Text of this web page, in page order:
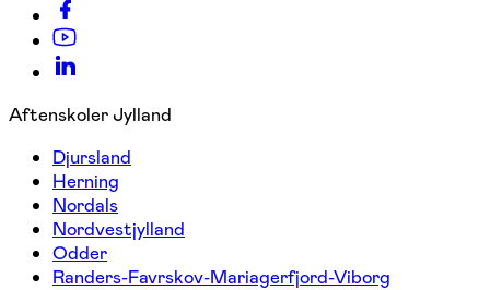
Aftenskoler Jylland
Djursland
Herning
Nordals
Nordvestjylland
Odder
Randers-Favrskov-Mariagerfjord-Viborg